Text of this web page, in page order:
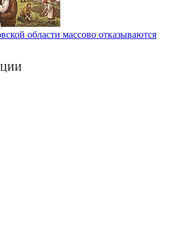
области массово отказываются